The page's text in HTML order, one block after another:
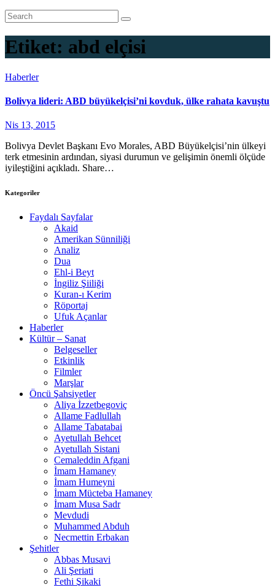
Etiket: abd elçisi
Haberler
Bolivya lideri: ABD büyükelçisi’ni kovduk, ülke rahata kavuştu
Nis 13, 2015
Bolivya Devlet Başkanı Evo Morales, ABD Büyükelçisi’nin ülkeyi
terk etmesinin ardından, siyasi durumun ve gelişimin önemli ölçüde
iyileştiğini açıkladı. Share…
Kategoriler
Faydalı Sayfalar
Akaid
Amerikan Sünniliği
Analiz
Dua
Ehl-i Beyt
İngiliz Şiiliği
Kuran-ı Kerim
Röportaj
Ufuk Açanlar
Haberler
Kültür – Sanat
Belgeseller
Etkinlik
Filmler
Marşlar
Öncü Şahsiyetler
Aliya İzzetbegoviç
Allame Fadlullah
Allame Tabatabai
Ayetullah Behcet
Ayetullah Sistani
Cemaleddin Afgani
İmam Hamaney
İmam Humeyni
İmam Mücteba Hamaney
İmam Musa Sadr
Mevdudi
Muhammed Abduh
Necmettin Erbakan
Şehitler
Abbas Musavi
Ali Şeriati
Fethi Şikaki